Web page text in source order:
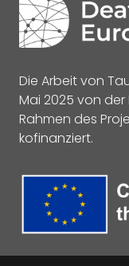
Die Arbeit von
Mai 2025 von
Rahmen des
kofinanziert.